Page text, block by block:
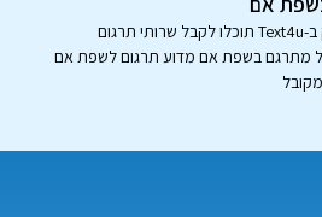
שירותי תרגום מתחומי עיסוק ב-Text4u תוכלו לקבל שרותי תרגום
מתרגם בשפת אם מדוע תרגום לשפת אם